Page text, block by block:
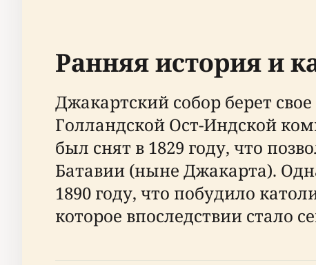
Ранняя история и
Джакартский собор берет
Голландской Ост-Индской
был снят в 1829 году, что
Батавии (ныне Джакарта).
1890 году, что побудило
которое впоследствии стало